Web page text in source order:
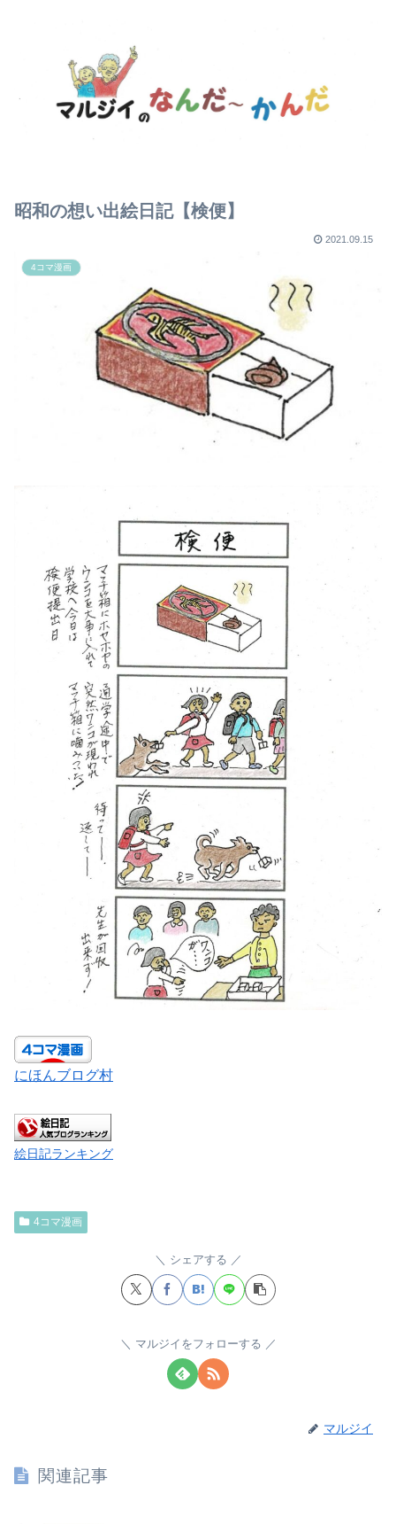
昭和の想い出絵日記【検便】
2021.09.15
4コマ漫画
にほんブログ村
絵日記ランキング
4コマ漫画
シェアする
マルジイをフォローする
マルジイ
関連記事